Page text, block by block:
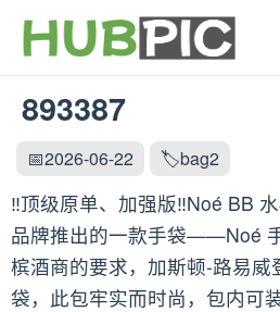
893387
📅2026-06-22 🏷️bag2
‼️顶级原单、加强版‼️Noé BB
品牌推出的一款手袋——Noé
槟酒商的要求，加斯顿-路易威
袋，此包牢实而时尚，包内可